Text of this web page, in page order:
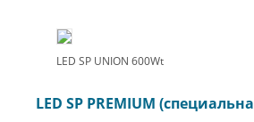
LED SP UNION 600Wt
LED SP PREMIUM